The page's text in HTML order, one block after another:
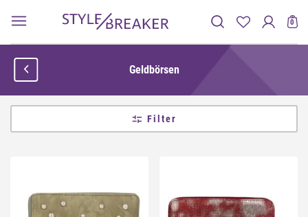
0
Geldbörsen
Filter